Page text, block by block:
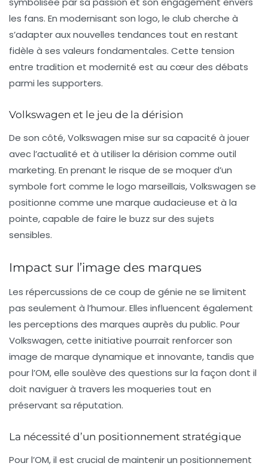
les fans. En modernisant son logo, le club cherche à
s’adapter aux nouvelles tendances tout en restant
fidèle à ses valeurs fondamentales. Cette tension
entre tradition et modernité est au cœur des débats
parmi les supporters.
Volkswagen et le jeu de la dérision
De son côté, Volkswagen mise sur sa capacité à jouer
avec l’actualité et à utiliser la dérision comme outil
marketing. En prenant le risque de se moquer d’un
symbole fort comme le logo marseillais, Volkswagen se
positionne comme une marque audacieuse et à la
pointe, capable de faire le buzz sur des sujets
sensibles.
Impact sur l’image des marques
Les répercussions de ce coup de génie ne se limitent
pas seulement à l’humour. Elles influencent également
les perceptions des marques auprès du public. Pour
Volkswagen, cette initiative pourrait renforcer son
image de marque dynamique et innovante, tandis que
pour l’OM, elle soulève des questions sur la façon dont il
doit naviguer à travers les moqueries tout en
préservant sa réputation.
La nécessité d’un positionnement stratégique
Pour l’OM, il est crucial de maintenir un positionnement